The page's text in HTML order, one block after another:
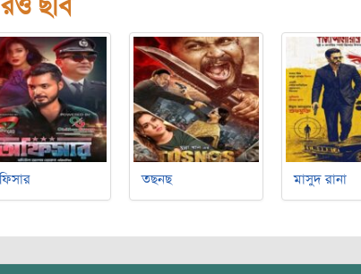
তছনছ মাসুদ রানা